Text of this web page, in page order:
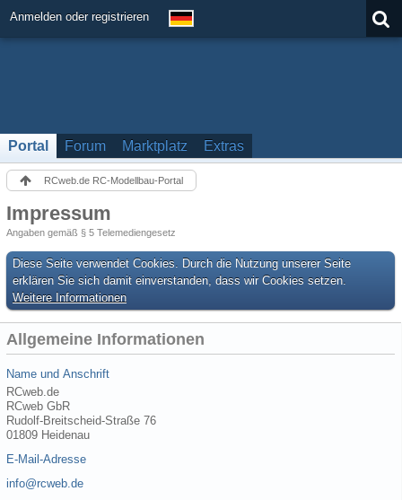
Anmelden oder registrieren
Portal Forum Marktplatz Extras
RCweb.de RC-Modellbau-Portal
Impressum
Angaben gemäß § 5 Telemediengesetz
Diese Seite verwendet Cookies. Durch die Nutzung unserer Seite
erklären Sie sich damit einverstanden, dass wir Cookies setzen.
Weitere Informationen
Allgemeine Informationen
Name und Anschrift
RCweb.de
RCweb GbR
Rudolf-Breitscheid-Straße 76
01809 Heidenau
E-Mail-Adresse
info@rcweb.de